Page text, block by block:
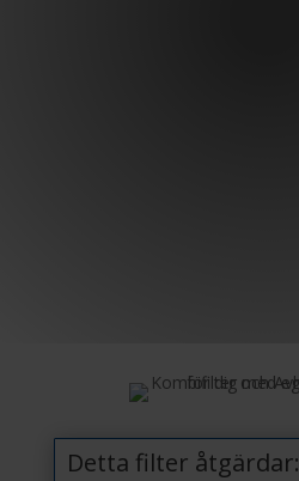
Detta filter åtgärdar: